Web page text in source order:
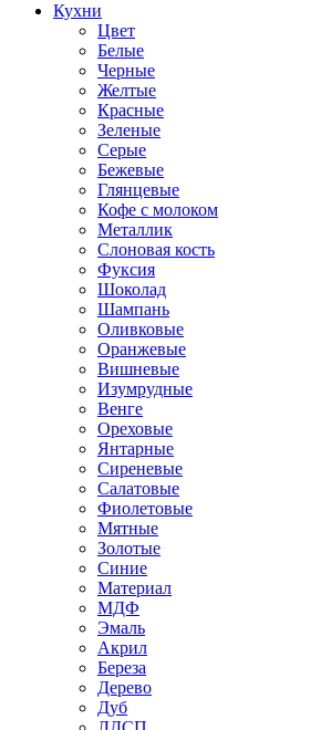
Кухни
Цвет
Белые
Черные
Желтые
Красные
Зеленые
Серые
Бежевые
Глянцевые
Кофе с молоком
Металлик
Слоновая кость
Фуксия
Шоколад
Шампань
Оливковые
Оранжевые
Вишневые
Изумрудные
Венге
Ореховые
Янтарные
Сиреневые
Салатовые
Фиолетовые
Мятные
Золотые
Синие
Материал
МДФ
Эмаль
Акрил
Береза
Дерево
Дуб